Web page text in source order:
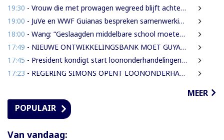
19:30 - Vrouw die met prowagen wegreed blijft achter tralies
19:00 - JuVe en WWF Guianas bespreken samenwerking rond natuurbescherming
18:00 - Wang: “Geslaagden middelbare school moeten 450 SRD betalen om diploma te ontvangen”
17:49 - NIEUWE ONTWIKKELINGSBANK MOET GUYANESE BEDRIJVEN KLAARSTOMEN OM BUITENLANDSE BEDRIJVEN TE VERVANGEN
17:45 - President kondigt start loononderhandelingen met vakbonden aan
17:23 - REGERING SIMONS OPENT LOONONDERHANDELINGEN MET OVERHEIDSVAKBONDEN NA LICHTE FINANCIËLE ADEMRUIMTE
MEER
POPULAIR
Van vandaag: